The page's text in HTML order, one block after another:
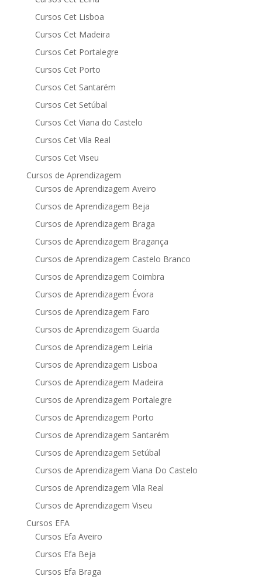
Cursos Cet Lisboa
Cursos Cet Madeira
Cursos Cet Portalegre
Cursos Cet Porto
Cursos Cet Santarém
Cursos Cet Setúbal
Cursos Cet Viana do Castelo
Cursos Cet Vila Real
Cursos Cet Viseu
Cursos de Aprendizagem
Cursos de Aprendizagem Aveiro
Cursos de Aprendizagem Beja
Cursos de Aprendizagem Braga
Cursos de Aprendizagem Bragança
Cursos de Aprendizagem Castelo Branco
Cursos de Aprendizagem Coimbra
Cursos de Aprendizagem Évora
Cursos de Aprendizagem Faro
Cursos de Aprendizagem Guarda
Cursos de Aprendizagem Leiria
Cursos de Aprendizagem Lisboa
Cursos de Aprendizagem Madeira
Cursos de Aprendizagem Portalegre
Cursos de Aprendizagem Porto
Cursos de Aprendizagem Santarém
Cursos de Aprendizagem Setúbal
Cursos de Aprendizagem Viana Do Castelo
Cursos de Aprendizagem Vila Real
Cursos de Aprendizagem Viseu
Cursos EFA
Cursos Efa Aveiro
Cursos Efa Beja
Cursos Efa Braga